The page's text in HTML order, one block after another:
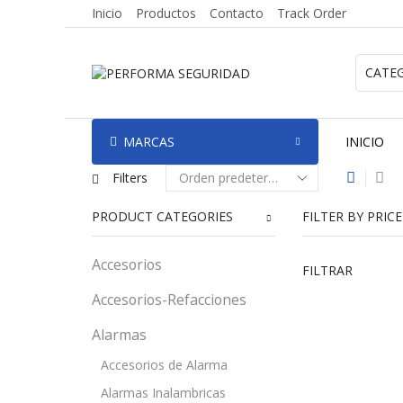
Inicio Productos Contacto Track Order
MARCAS INICIO
Filters
PRODUCT CATEGORIES
Accesorios
Accesorios-Refacciones
Alarmas
Accesorios de Alarma
Alarmas Inalambricas
FILTER BY PRICE
FILTRAR